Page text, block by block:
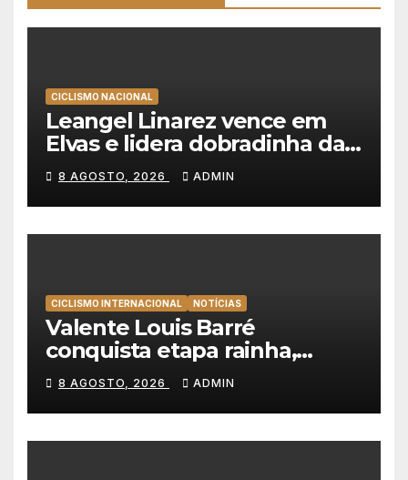
CICLISMO NACIONAL
Leangel Linarez vence em
Elvas e lidera dobradinha da
Tavfer-Ovos Matinados-
Mortágua
8 AGOSTO, 2026 ADMIN
CICLISMO INTERNACIONAL NOTÍCIAS
Valente Louis Barré
conquista etapa rainha,
Christian Scaroni é o novo
líder da Volta a Polónia
8 AGOSTO, 2026 ADMIN